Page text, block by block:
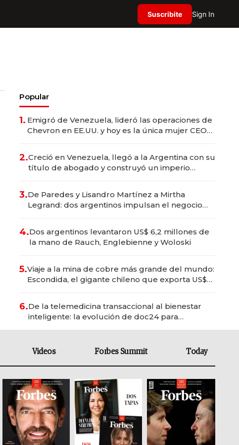
Suscribite Sign In
Popular
1. Emigró de Venezuela, lideró las operaciones de
Chevron en EE.UU. y hoy es la única mujer CEO
2.Creció en Venezuela, llegó a la Argentina con su
título de abogado y construyó un imperio
3.De Paredes y Lisandro Martínez a Mirtha
Legrand: dos argentinos impulsan el negocio
4.Dos argentinos levantaron US$ 6,2 millones de
la mano de Rauch, Englebienne y Woloski
5.Viaje a la mina de cobre más grande del mundo:
Escondida, el gigante chileno que exporta US$
6.De la telemedicina transaccional al bienestar
inteligente: la evolución de doc24 para
Videos Forbes Summit Today